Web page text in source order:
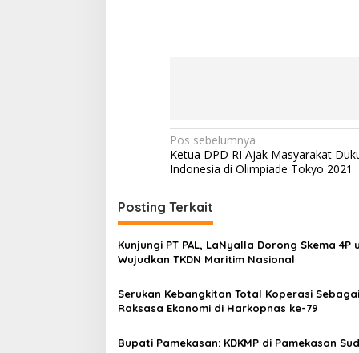
N
a
i
g
a
i
o
Pos sebelumnya
Ketua DPD RI Ajak Masyarakat
Indonesia di Olimpiade Tokyo 2021
Posting Terkait
Kunjungi PT PAL, LaNyalla Dorong Skema 4P
Wujudkan TKDN Maritim Nasional
Serukan Kebangkitan Total Koperasi Sebagai
Raksasa Ekonomi di Harkopnas ke-79
Bupati Pamekasan: KDKMP di Pamekasan